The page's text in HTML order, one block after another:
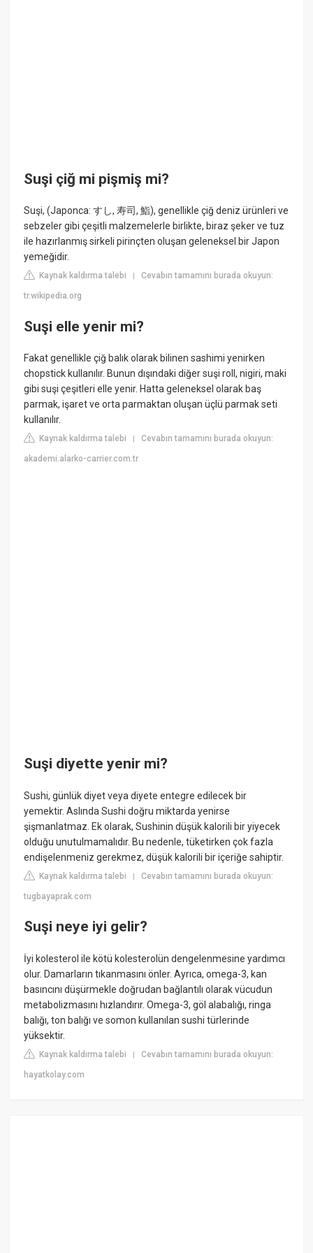
Suşi çiğ mi pişmiş mi?
Suşi, (Japonca: すし, 寿司, 鮨), genellikle çiğ deniz ürünleri ve
sebzeler gibi çeşitli malzemelerle birlikte, biraz şeker ve tuz
ile hazırlanmış sirkeli pirinçten oluşan geleneksel bir Japon
yemeğidir.
Kaynak kaldırma talebi |Cevabın tamamını burada okuyun:
tr.wikipedia.org
Suşi elle yenir mi?
Fakat genellikle çiğ balık olarak bilinen sashimi yenirken
chopstick kullanılır. Bunun dışındaki diğer suşi roll, nigiri, maki
gibi suşi çeşitleri elle yenir. Hatta geleneksel olarak baş
parmak, işaret ve orta parmaktan oluşan üçlü parmak seti
kullanılır.
Kaynak kaldırma talebi |Cevabın tamamını burada okuyun:
akademi.alarko-carrier.com.tr
Suşi diyette yenir mi?
Sushi, günlük diyet veya diyete entegre edilecek bir
yemektir. Aslında Sushi doğru miktarda yenirse
şişmanlatmaz. Ek olarak, Sushinin düşük kalorili bir yiyecek
olduğu unutulmamalıdır. Bu nedenle, tüketirken çok fazla
endişelenmeniz gerekmez, düşük kalorili bir içeriğe sahiptir.
Kaynak kaldırma talebi |Cevabın tamamını burada okuyun:
tugbayaprak.com
Suşi neye iyi gelir?
İyi kolesterol ile kötü kolesterolün dengelenmesine yardımcı
olur. Damarların tıkanmasını önler. Ayrıca, omega-3, kan
basıncını düşürmekle doğrudan bağlantılı olarak vücudun
metabolizmasını hızlandırır. Omega-3, göl alabalığı, ringa
balığı, ton balığı ve somon kullanılan sushi türlerinde
yüksektir.
Kaynak kaldırma talebi |Cevabın tamamını burada okuyun:
hayatkolay.com